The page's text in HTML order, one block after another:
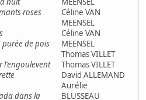
roses
de pois
l'engoulevent
dans la
Céline VAN
MEENSEL
Céline VAN
MEENSEL
Thomas VILLET
Thomas VILLET
David ALLEMAND
Aurélie
BLUSSEAU